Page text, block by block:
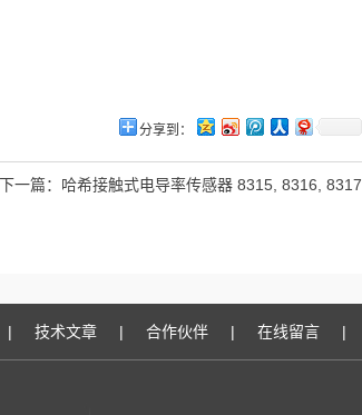
分享到：
下一篇： 哈希接触式电导率传感器 8315, 8316, 8317
| 技术文章 | 合作伙伴 | 在线留言 |